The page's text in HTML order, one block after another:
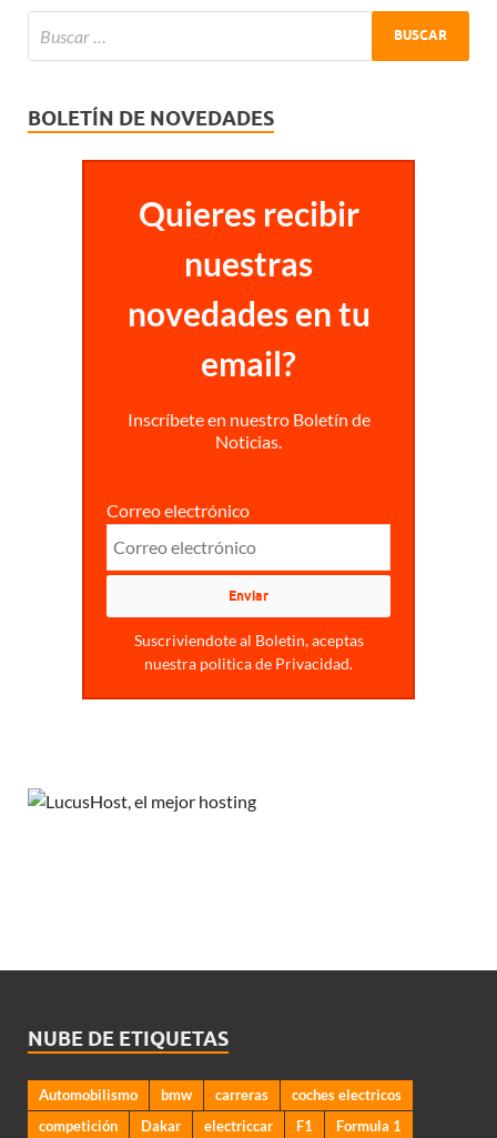
BOLETÍN DE NOVEDADES
Quieres recibir
nuestras
novedades en tu
email?
Inscríbete en nuestro Boletín de
Noticias.
Correo electrónico
Suscriviendote al Boletin, aceptas
nuestra politica de Privacidad.
NUBE DE ETIQUETAS
Automobilismo bmw carreras
coches electricos
competición
Dakar electriccar F1
Formula 1